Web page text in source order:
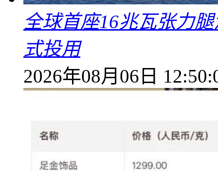
全球首座16兆瓦张力
式投用
2026年08月06日